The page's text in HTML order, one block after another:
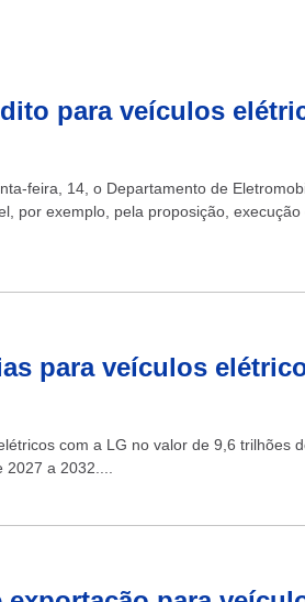
para veículos
feira, 14, o Departamento de
por exemplo, pela proposição, execução
para veículos
com a LG no valor de 9,6 trilhões
a 2032....